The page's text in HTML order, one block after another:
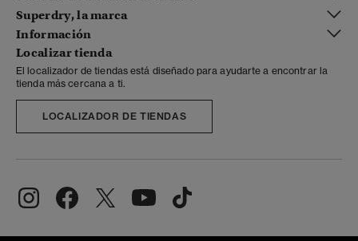
Superdry, la marca
Información
Localizar tienda
El localizador de tiendas está diseñado para ayudarte a encontrar la
tienda más cercana a ti.
LOCALIZADOR DE TIENDAS